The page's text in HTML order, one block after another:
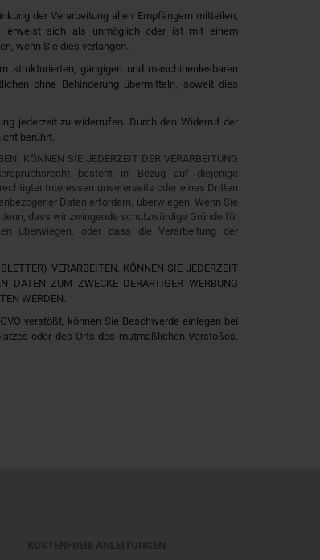
der Verarbeitung allen Empfängern mitteilen,
erweist sich als unmöglich oder ist mit einem
wenn Sie dies verlangen.
strukturierten, gängigen und maschinenlesbaren
ohne Behinderung übermitteln, soweit dies
jederzeit zu widerrufen. Durch den Widerruf der
berührt.
KÖNNEN SIE JEDERZEIT DER VERARBEITUNG
besteht in Bezug auf diejenige
Interessen unsererseits oder eines Dritten
Daten erfordern, überwiegen. Wenn Sie
dass wir zwingende schutzwürdige Gründe für
überwiegen, oder dass die Verarbeitung der
VERARBEITEN, KÖNNEN SIE JEDERZEIT
DATEN ZUM ZWECKE DERARTIGER WERBUNG
WERDEN.
verstößt, können Sie Beschwerde einlegen bei
oder des Orts des mutmaßlichen Verstoßes.